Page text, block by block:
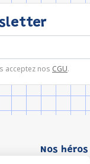
acceptez nos CGU.
Nos héros